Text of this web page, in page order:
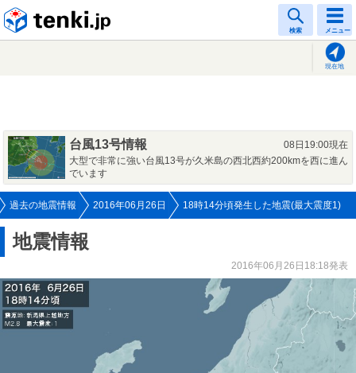
検索 メニュー
現在地
台風13号情報
08日19:00現在
大型で非常に強い台風13号が久米島の西北西約200kmを西に進ん
でいます
過去の地震情報 2016年06月26日 18時14分頃発生した地震(最大震度1)
地震情報
2016年06月26日18:18発表